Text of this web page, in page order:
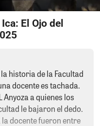
El Ojo del
historia de la Facultad
docente es tachada.
Anyoza a quienes los
le bajaron el dedo.
docente fueron entre